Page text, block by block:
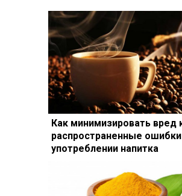
Как минимизировать вред
распространенные
употреблении напитка